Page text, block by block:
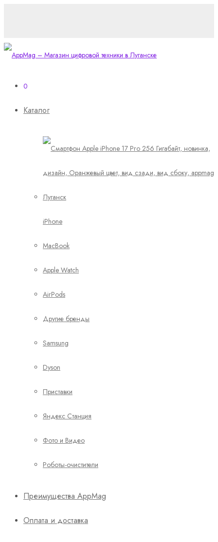
0
Каталог
iPhone
MacBook
Apple Watch
AirPods
Другие бренды
Samsung
Dyson
Приставки
Яндекс Станция
Фото и Видео
Роботы-очистители
Преимущества AppMag
Оплата и доставка